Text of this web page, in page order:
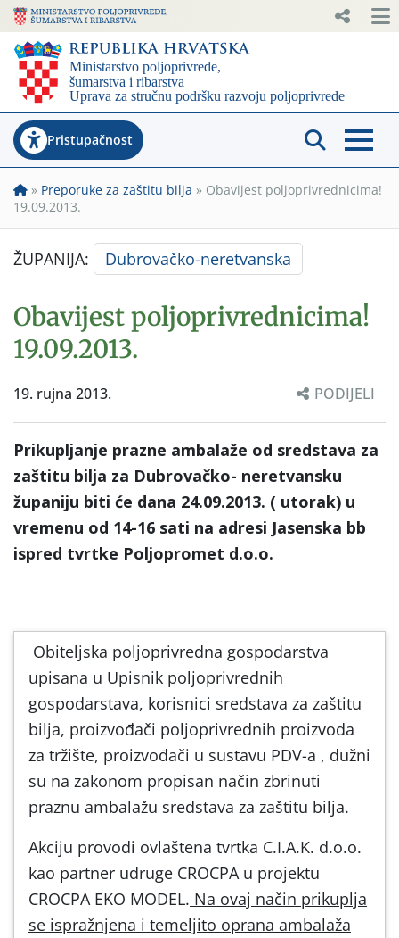
Pristupačnost
» Preporuke za zaštitu bilja » Obavijest poljoprivrednicima!
19.09.2013.
ŽUPANIJA: Dubrovačko-neretvanska
Obavijest poljoprivrednicima!
19.09.2013.
19. rujna 2013. PODIJELI
Prikupljanje prazne ambalaže od sredstava za
zaštitu bilja za Dubrovačko- neretvansku
županiju biti će dana 24.09.2013. ( utorak) u
vremenu od 14-16 sati na adresi Jasenska bb
ispred tvrtke Poljopromet d.o.o.
Obiteljska poljoprivredna gospodarstva
upisana u Upisnik poljoprivrednih
gospodarstava, korisnici sredstava za zaštitu
bilja, proizvođači poljoprivrednih proizvoda
za tržište, proizvođači u sustavu PDV-a , dužni
su na zakonom propisan način zbrinuti
praznu ambalažu sredstava za zaštitu bilja.
Akciju provodi ovlaštena tvrtka C.I.A.K. d.o.o.
kao partner udruge CROCPA u projektu
CROCPA EKO MODEL. Na ovaj način prikuplja
se ispražnjena i temeljito oprana ambalaža